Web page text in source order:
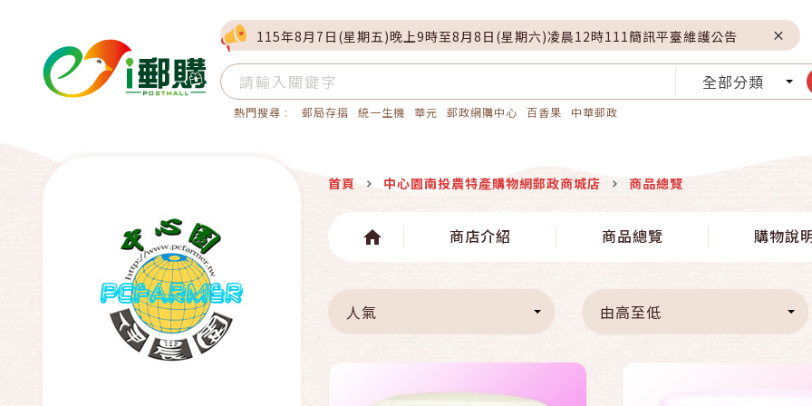
115年8月7日(星期五)晚上9時至8月8日(星期六)凌晨12時111簡訊平臺維護公告
全部分類
熱門搜尋 : 郵局存摺 統一生機 華元 郵政網購中心 百香果 中華郵政
首頁 中心園南投農特產購物網郵政商城店 商品總覽
商店介紹 商品總覽 購物說
人氣 由高至低